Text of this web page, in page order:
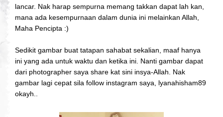
lancar. Nak harap sempurna memang takkan dapat lah kan,
mana ada kesempurnaan dalam dunia ini melainkan Allah,
Maha Pencipta :)
Sedikit gambar buat tatapan sahabat sekalian, maaf hanya
ini yang ada untuk waktu dan ketika ini. Nanti gambar dapat
dari photographer saya share kat sini insya-Allah. Nak
gambar lagi cepat sila follow instagram saya, lyanahisham89
okayh..